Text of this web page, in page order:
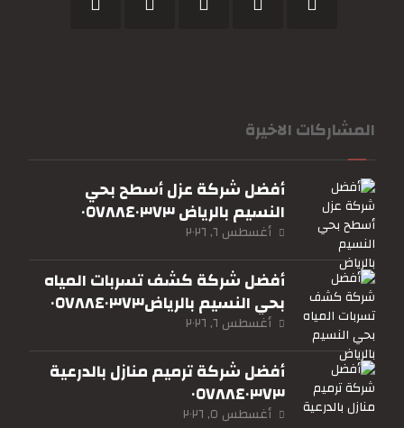
المشاركات الاخيرة
أفضل شركة عزل أسطح بحي
النسيم بالرياض ٠٥٧٨٨٤٠٣٧٣
أغسطس ٦, ٢٠٢٦
أفضل شركة كشف تسربات المياه
بحي النسيم بالرياض٠٥٧٨٨٤٠٣٧٣
أغسطس ٦, ٢٠٢٦
أفضل شركة ترميم منازل بالدرعية
٠٥٧٨٨٤٠٣٧٣
أغسطس ٥, ٢٠٢٦